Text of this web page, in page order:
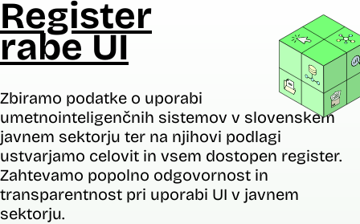
Register
rabe UI
Zbiramo podatke o uporabi
umetnointeligenčnih sistemov v slovenskem
javnem sektorju ter na njihovi podlagi
ustvarjamo celovit in vsem dostopen register.
Zahtevamo popolno odgovornost in
transparentnost pri uporabi UI v javnem
sektorju.